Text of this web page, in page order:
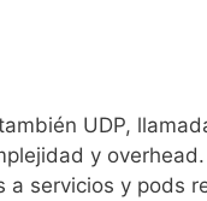
UDP,
y overhead.
servicios y pods